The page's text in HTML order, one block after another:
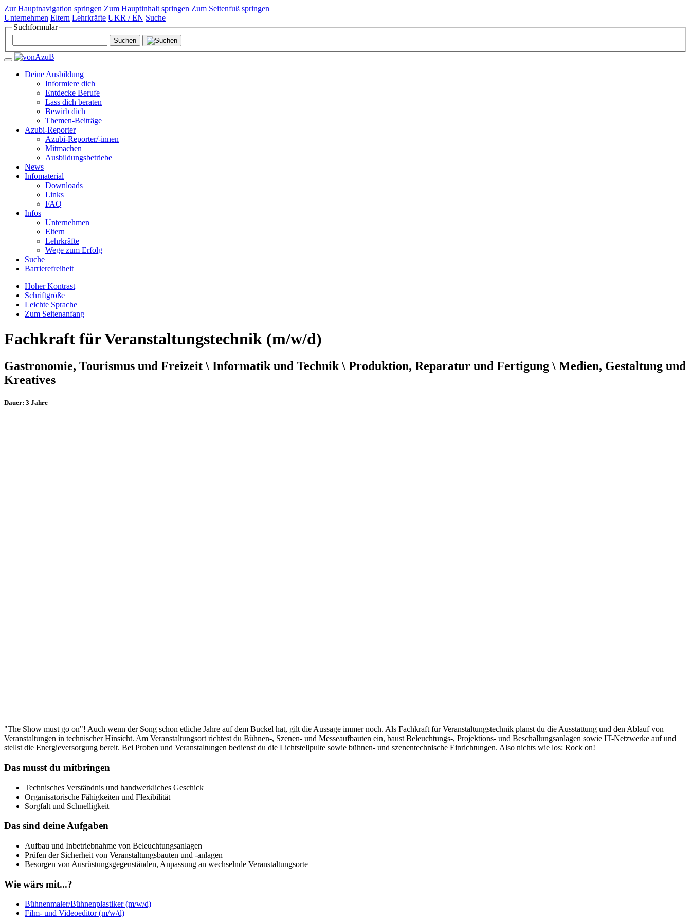
Zur Hauptnavigation springen Zum Hauptinhalt springen Zum Seitenfuß springen
Unternehmen Eltern Lehrkräfte UKR / EN Suche
Suchformular
Deine Ausbildung
Informiere dich
Entdecke Berufe
Lass dich beraten
Bewirb dich
Themen-Beiträge
Azubi-Reporter
Azubi-Reporter/-innen
Mitmachen
Ausbildungsbetriebe
News
Infomaterial
Downloads
Links
FAQ
Infos
Unternehmen
Eltern
Lehrkräfte
Wege zum Erfolg
Suche
Barrierefreiheit
Hoher Kontrast
Schriftgröße
Leichte Sprache
Zum Seitenanfang
Fachkraft für Veranstaltungstechnik (m/w/d)
Gastronomie, Tourismus und Freizeit \ Informatik und Technik \ Produktion, Reparatur und Fertigung \ Medien, Gestaltung und
Kreatives
Dauer: 3 Jahre
"The Show must go on"! Auch wenn der Song schon etliche Jahre auf dem Buckel hat, gilt die Aussage immer noch. Als Fachkraft für Veranstaltungstechnik planst du die Ausstattung und den Ablauf von
Veranstaltungen in technischer Hinsicht. Am Veranstaltungsort richtest du Bühnen-, Szenen- und Messeaufbauten ein, baust Beleuchtungs-, Projektions- und Beschallungsanlagen sowie IT-Netzwerke auf und
stellst die Energieversorgung bereit. Bei Proben und Veranstaltungen bedienst du die Lichtstellpulte sowie bühnen- und szenentechnische Einrichtungen. Also nichts wie los: Rock on!
Das musst du mitbringen
Technisches Verständnis und handwerkliches Geschick
Organisatorische Fähigkeiten und Flexibilität
Sorgfalt und Schnelligkeit
Das sind deine Aufgaben
Aufbau und Inbetriebnahme von Beleuchtungsanlagen
Prüfen der Sicherheit von Veranstaltungsbauten und ‑anlagen
Besorgen von Ausrüstungsgegenständen, Anpassung an wechselnde Veranstaltungsorte
Wie wärs mit...?
Bühnenmaler/Bühnenplastiker (m/w/d)
Film- und Videoeditor (m/w/d)